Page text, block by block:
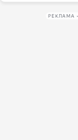
РЕКЛАМА •